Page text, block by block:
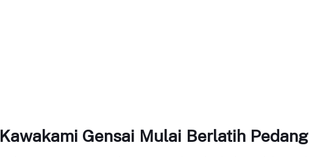
Kawakami Gensai Mulai Berlatih Pedang